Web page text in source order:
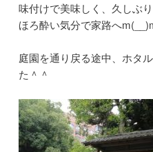
味付けで美味しく、久しぶ
ほろ酔い気分で家路へ
庭園を通り戻る途中、ホタ
た＾＾